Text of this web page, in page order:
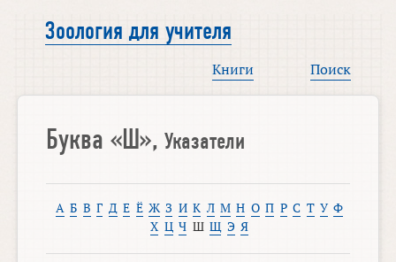
Зоология для учителя
Книги Поиск
Буква «Ш»,Указатели
А Б В Г Д Е Ё Ж З И К Л М Н О П Р С Т У Ф
Х Ц Ч Ш Щ Э Я